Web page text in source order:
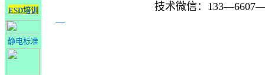
ESD培训
静电标准
技术微信：